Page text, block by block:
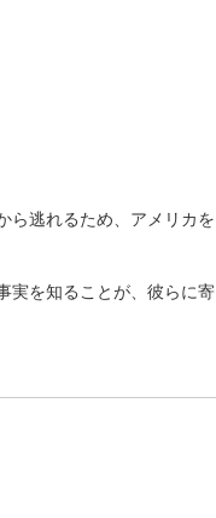
ら逃れるため、アメリカを
実を知ることが、彼らに寄